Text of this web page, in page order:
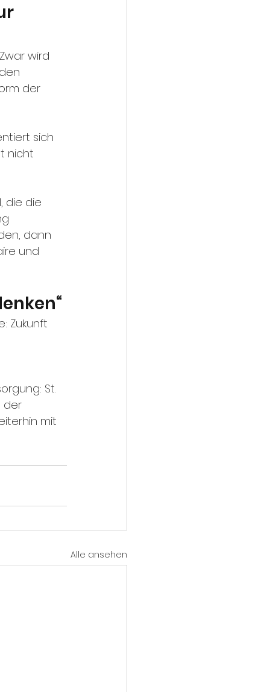
wird
der
sich
nicht
die die
dann
und
Zukunft
St.
der
mit
Alle ansehen